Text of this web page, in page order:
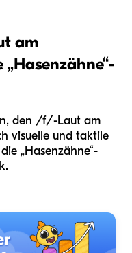
am
den /f/-Laut am
visuelle und taktile
„Hasenzähne“-